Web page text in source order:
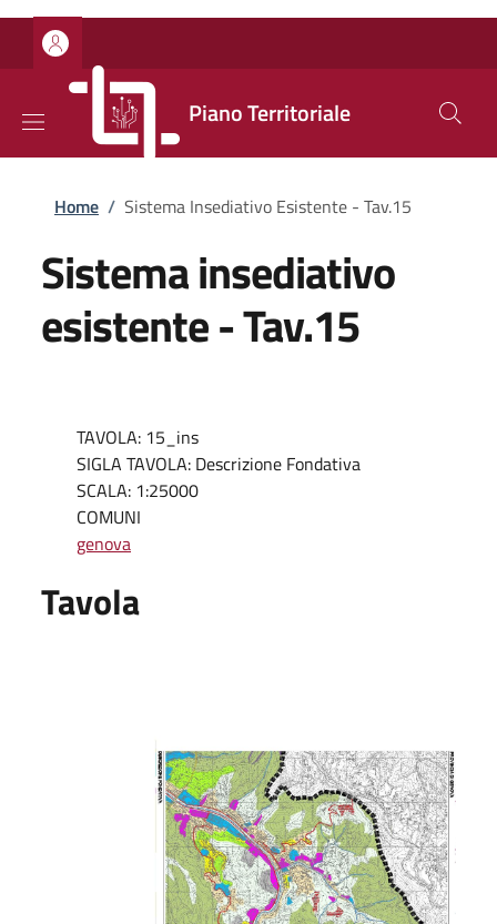
Salta al contenuto principale
Skip to footer content
Piano Territoriale
Briciole di pane
Home / Sistema Insediativo Esistente - Tav.15
Sistema insediativo
esistente - Tav.15
TAVOLA: 15_ins
SIGLA TAVOLA: Descrizione Fondativa
SCALA: 1:25000
COMUNI
genova
Tavola